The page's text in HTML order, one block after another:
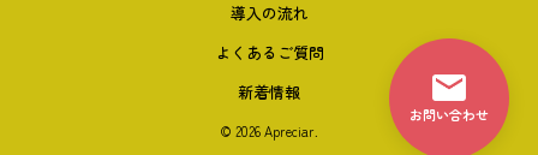
お問い合わせ
導入の流れ
よくあるご質問
新着情報
© 2026 Apreciar.